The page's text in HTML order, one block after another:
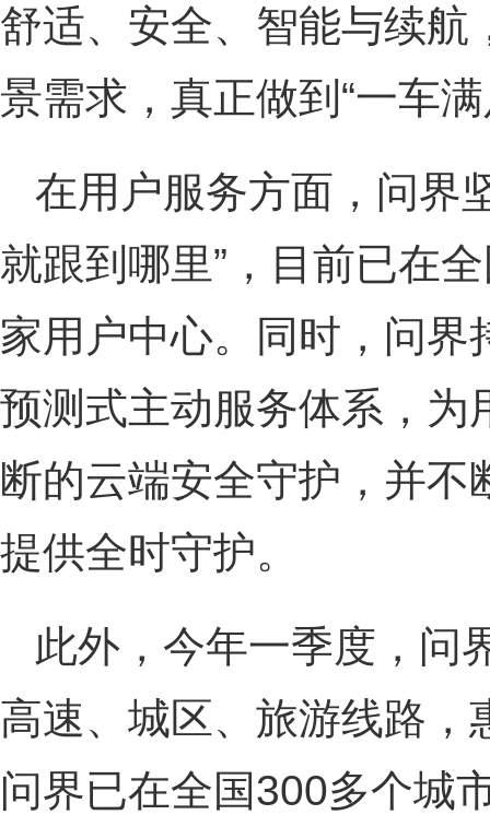
舒适、安全、智能与续航
景需求，真正做到“一车
在用户服务方面，问界
就跟到哪里”，目前已在
家用户中心。同时，问
预测式主动服务体系，为
断的云端安全守护，并
提供全时守护。
此外，今年一季度，问
高速、城区、旅游线路，
问界已在全国300多个城